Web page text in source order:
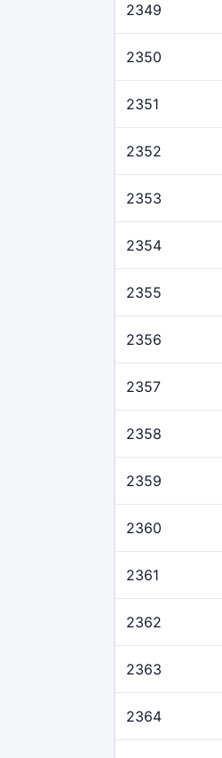
2349
2350
2351
2352
2353
2354
2355
2356
2357
2358
2359
2360
2361
2362
2363
2364